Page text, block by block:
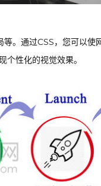
。通过CSS，您可以使
性化的视觉效果。